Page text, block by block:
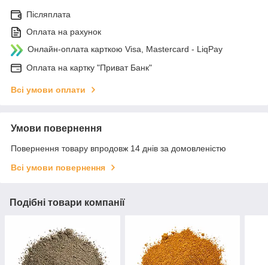
Післяплата
Оплата на рахунок
Онлайн-оплата карткою Visa, Mastercard - LiqPay
Оплата на картку "Приват Банк"
Всі умови оплати
Умови повернення
Повернення товару впродовж 14 днів за домовленістю
Всі умови повернення
Подібні товари компанії